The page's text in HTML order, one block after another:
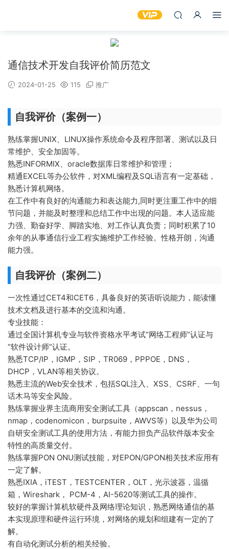
通信技术开发自我评价简历范文
2024-01-25 115 推广
自我评价（案例一）
熟练掌握UNIX、LINUX操作系统命令及程序部署、测试以及日
常维护、安全加固等。
熟悉INFORMIX、oracle数据库日常维护和管理；
精通EXCEL等办公软件，对XML编程及SQL语言有一定基础，
熟悉计算机网络。
在工作中有良好的沟通能力和表达能力,同时更注重工作中的细
节问题，并能及时整理和总结工作中出现的问题。本人适应能
力强、勤奋好学、脚踏实地、对工作认真负责；同时积累了10
余年的从事通信行业工程实施维护工作经验。性格开朗，沟通
能力强。
自我评价（案例二）
一次性通过CET4和CET6，具备良好的英语听说能力，能读懂
技术文档及进行基本的交流和沟通。
专业技能：
通过全国计算机专业与软件资格水平考试“网络工程师”认证与
“软件设计师”认证。
熟悉TCP/IP，IGMP，SIP，TR069，PPPOE，DNS，
DHCP，VLAN等相关协议。
熟悉主流的Web安全技术，包括SQL注入、XSS、CSRF、一句
话木马等安全风险。
熟练掌握业界主流商用安全测试工具（appscan，nessus，
nmap，codenomicon，burpsuite，AWVS等）以及华为公司
自研安全测试工具的使用方法，有能力担负产品软件版本安全
特性的高质量交付。
熟练掌握PON ONU测试技能，对EPON/GPON相关技术应用有
一定了解。
熟悉IXIA，iTEST，TESTCENTER，OLT，光示波器，温循
箱，Wireshark， PCM-4，AI-5620等测试工具的操作。
较好的掌握计算机软硬件及网络理论知识，熟悉网络通信的基
本实现原理和硬件运行环境，对网络的规划和组建有一定的了
解。
有自动化测试分析的相关经验。